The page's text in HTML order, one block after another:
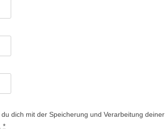
dich mit der Speicherung und Verarbeitung deiner
*